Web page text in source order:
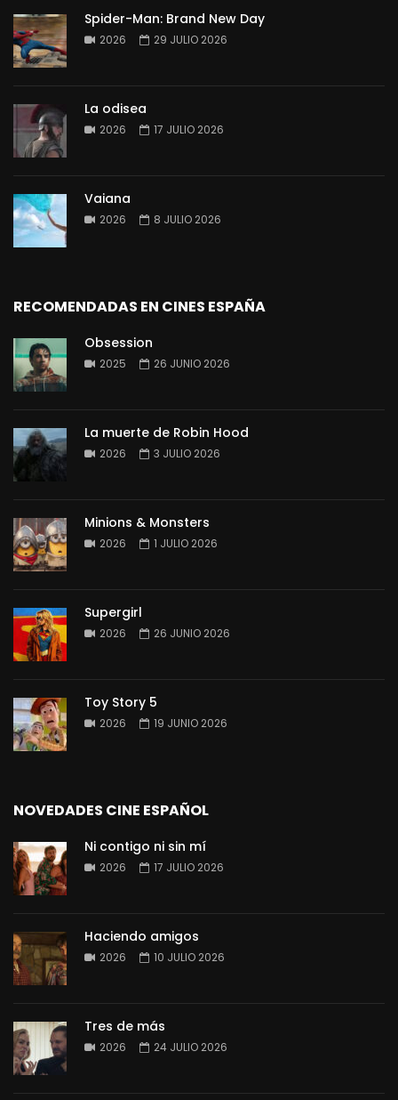
Spider-Man: Brand New Day
2026 29 JULIO 2026
La odisea
2026 17 JULIO 2026
Vaiana
2026 8 JULIO 2026
RECOMENDADAS EN CINES ESPAÑA
Obsession
2025 26 JUNIO 2026
La muerte de Robin Hood
2026 3 JULIO 2026
Minions & Monsters
2026 1 JULIO 2026
Supergirl
2026 26 JUNIO 2026
Toy Story 5
2026 19 JUNIO 2026
NOVEDADES CINE ESPAÑOL
Ni contigo ni sin mí
2026 17 JULIO 2026
Haciendo amigos
2026 10 JULIO 2026
Tres de más
2026 24 JULIO 2026